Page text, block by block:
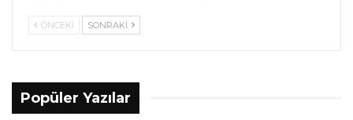
ÖNCEKI SONRAKI
Popüler Yazılar